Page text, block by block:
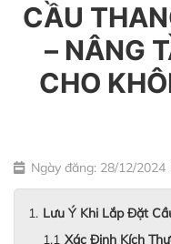
CẦU
– NÂNG
CHO
Ngày đăng: 28/12/2024
Lưu Ý Khi Lắp Đặt
Xác Định Kích